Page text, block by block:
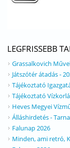
LEGFRISSEBB
Grassalkovich
Játszótér átadás -
Tájékoztató
Tájékoztató
Heves Megyei
Álláshirdetés -
Falunap 2026
Minden, ami retró,